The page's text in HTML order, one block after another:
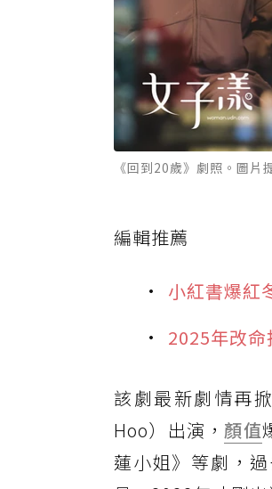
《回到20歲》劇照。圖
編輯推薦
小紅書爆紅
2025年改
該劇最新劇情再
Hoo）出演， 顏值
蓮小姐》等劇，